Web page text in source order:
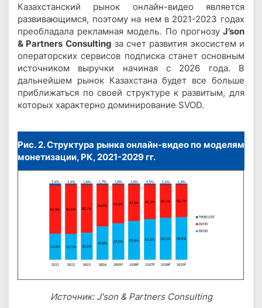
Казахстанский рынок онлайн-видео является
развивающимся, поэтому на нем в 2021-2023 годах
преобладала рекламная модель. По прогнозуJ’son
& Partners Consulting за счет развития экосистем и
операторских сервисов подписка станет основным
источником выручки начиная с 2026 года. В
дальнейшем рынок Казахстана будет все больше
приближаться по своей структуре к развитым, для
которых характерно доминирование SVOD.
Рис. 2. Структура рынка онлайн-видео по моделям
монетизации, РК, 2021-2029 гг.
Источник: J'son & Partners Consulting